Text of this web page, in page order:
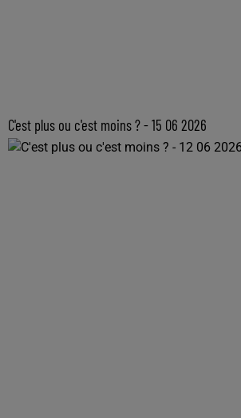
C'est plus ou c'est moins ? - 15 06 2026